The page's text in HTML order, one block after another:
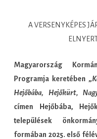
A VERSENYKÉPES
Magyarország
Programja keretében „
Hejőbába, Hejőkürt,
címen Hejőbába,
települések
formában 2025. első